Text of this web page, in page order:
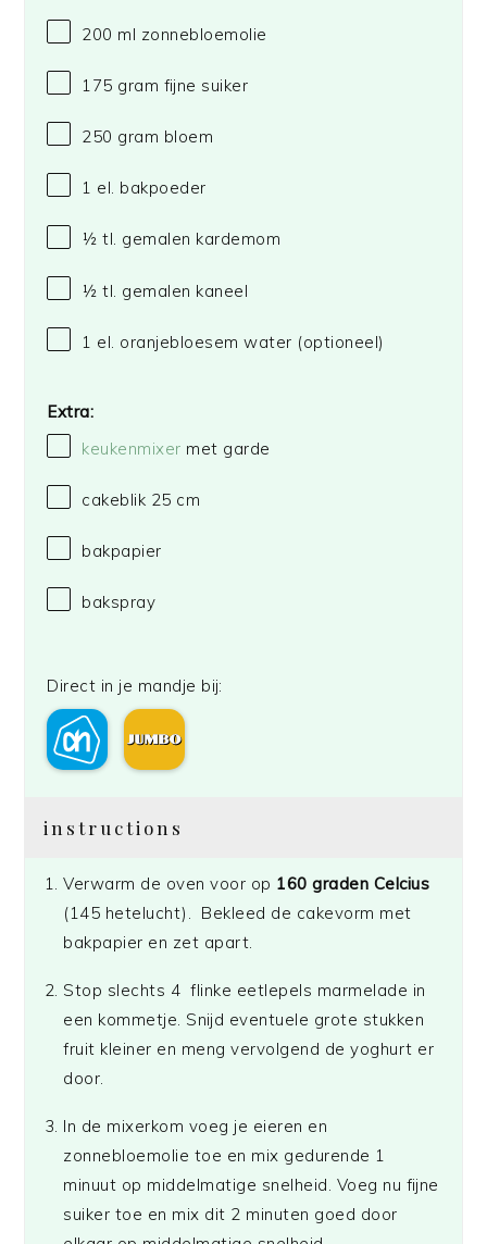
200 ml zonnebloemolie
175 gram fijne suiker
250 gram bloem
1 el. bakpoeder
½ tl. gemalen kardemom
½ tl. gemalen kaneel
1 el. oranjebloesem water (optioneel)
Extra:
keukenmixer met garde
cakeblik 25 cm
bakpapier
bakspray
Direct in je mandje bij:
instructions
Verwarm de oven voor op 160 graden Celcius
(145 hetelucht). Bekleed de cakevorm met
bakpapier en zet apart.
Stop slechts 4 flinke eetlepels marmelade in
een kommetje. Snijd eventuele grote stukken
fruit kleiner en meng vervolgend de yoghurt er
door.
In de mixerkom voeg je eieren en
zonnebloemolie toe en mix gedurende 1
minuut op middelmatige snelheid. Voeg nu fijne
suiker toe en mix dit 2 minuten goed door